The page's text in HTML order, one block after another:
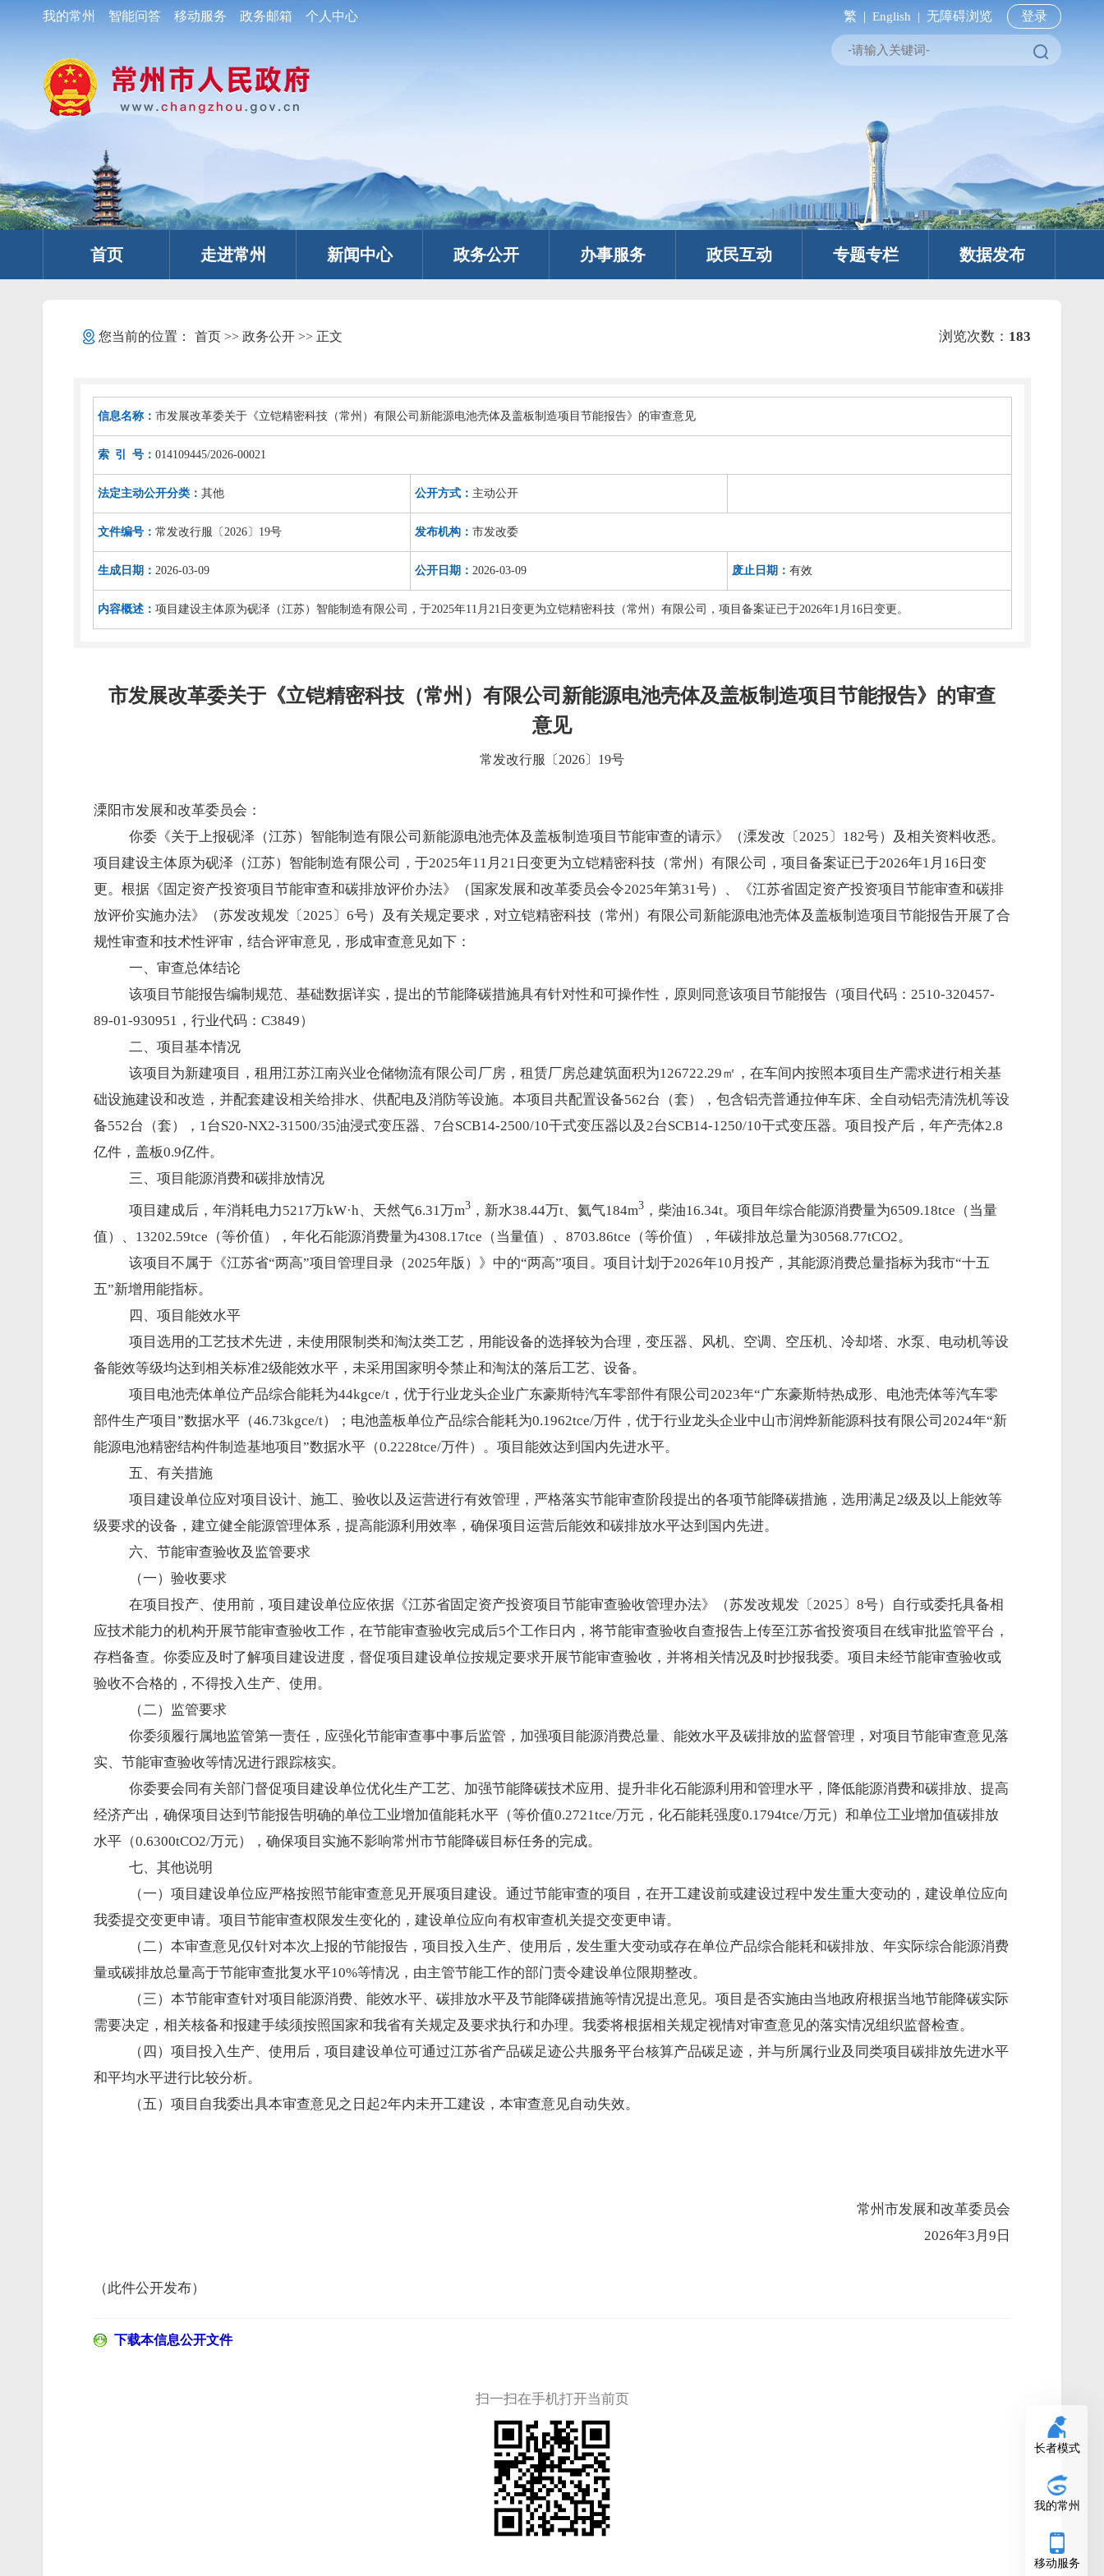
我的常州 智能问答 移动服务 政务邮箱 个人中心 繁 | English | 无障碍浏览 登录
首页 走进常州 新闻中心 政务公开 办事服务 政民互动 专题专栏 数据发布
您当前的位置： 首页>> 政务公开>> 正文 浏览次数： 183
信息名称： 市发展改革委关于《立铠精密科技（常州）有限公司新能源电池壳体及盖板制造项目节能报告》的审查意见
索 引 号： 014109445/2026-00021
法定主动公开分类： 其他 公开方式： 主动公开
文件编号： 常发改行服〔2026〕19号 发布机构： 市发改委
生成日期： 2026-03-09 公开日期： 2026-03-09 废止日期： 有效
内容概述： 项目建设主体原为砚泽（江苏）智能制造有限公司，于2025年11月21日变更为立铠精密科技（常州）有限公司，项目备案证已于2026年1月16日变更。
市发展改革委关于《立铠精密科技（常州）有限公司新能源电池壳体及盖板制造项目节能报告》的审查
意见
常发改行服〔2026〕19号
溧阳市发展和改革委员会：
你委《关于上报砚泽（江苏）智能制造有限公司新能源电池壳体及盖板制造项目节能审查的请示》（溧发改〔2025〕182号）及相关资料收悉。
项目建设主体原为砚泽（江苏）智能制造有限公司，于2025年11月21日变更为立铠精密科技（常州）有限公司，项目备案证已于2026年1月16日变
更。根据《固定资产投资项目节能审查和碳排放评价办法》（国家发展和改革委员会令2025年第31号）、《江苏省固定资产投资项目节能审查和碳排
放评价实施办法》（苏发改规发〔2025〕6号）及有关规定要求，对立铠精密科技（常州）有限公司新能源电池壳体及盖板制造项目节能报告开展了合
规性审查和技术性评审，结合评审意见，形成审查意见如下：
一、审查总体结论
该项目节能报告编制规范、基础数据详实，提出的节能降碳措施具有针对性和可操作性，原则同意该项目节能报告（项目代码： 2510-320457-
89-01-930951，行业代码：C3849）
二、项目基本情况
该项目为新建项目，租用江苏江南兴业仓储物流有限公司厂房，租赁厂房总建筑面积为126722.29㎡，在车间内按照本项目生产需求进行相关基
础设施建设和改造，并配套建设相关给排水、供配电及消防等设施。本项目共配置设备562台（套），包含铝壳普通拉伸车床、全自动铝壳清洗机等设
备552台（套），1台S20-NX2-31500/35油浸式变压器、7台SCB14-2500/10干式变压器以及2台SCB14-1250/10干式变压器。项目投产后，年产壳体2.8
亿件，盖板0.9亿件。
三、项目能源消费和碳排放情况
项目建成后，年消耗电力5217万kW·h、天然气6.31万m3，新水38.44万t、氦气184m3，柴油16.34t。项目年综合能源消费量为6509.18tce（当量
值）、13202.59tce（等价值），年化石能源消费量为4308.17tce（当量值）、8703.86tce（等价值），年碳排放总量为30568.77tCO2。
该项目不属于《江苏省“两高”项目管理目录（2025年版）》中的“两高”项目。项目计划于2026年10月投产，其能源消费总量指标为我市“十五
五”新增用能指标。
四、项目能效水平
项目选用的工艺技术先进，未使用限制类和淘汰类工艺，用能设备的选择较为合理，变压器、风机、空调、空压机、冷却塔、水泵、电动机等设
备能效等级均达到相关标准2级能效水平，未采用国家明令禁止和淘汰的落后工艺、设备。
项目电池壳体单位产品综合能耗为44kgce/t，优于行业龙头企业‌广东豪斯特汽车零部件有限公司2023年“广东豪斯特热成形、电池壳体等汽车零
部件生产项目”数据水平（46.73kgce/t）；电池盖板单位产品综合能耗为0.1962tce/万件，优于行业龙头企业中山市润烨新能源科技有限公司2024年“新
能源电池精密结构件制造基地项目”数据水平（0.2228tce/万件）。项目能效达到国内先进水平。
五、有关措施
项目建设单位应对项目设计、施工、验收以及运营进行有效管理，严格落实节能审查阶段提出的各项节能降碳措施，选用满足2级及以上能效等
级要求的设备，建立健全能源管理体系，提高能源利用效率，确保项目运营后能效和碳排放水平达到国内先进。
六、节能审查验收及监管要求
（一）验收要求
在项目投产、使用前，项目建设单位应依据《江苏省固定资产投资项目节能审查验收管理办法》（苏发改规发〔2025〕8号）自行或委托具备相
应技术能力的机构开展节能审查验收工作，在节能审查验收完成后5个工作日内，将节能审查验收自查报告上传至江苏省投资项目在线审批监管平台，
存档备查。你委应及时了解项目建设进度，督促项目建设单位按规定要求开展节能审查验收，并将相关情况及时抄报我委。项目未经节能审查验收或
验收不合格的，不得投入生产、使用。
（二）监管要求
你委须履行属地监管第一责任，应强化节能审查事中事后监管，加强项目能源消费总量、能效水平及碳排放的监督管理，对项目节能审查意见落
实、节能审查验收等情况进行跟踪核实。
你委要会同有关部门督促项目建设单位优化生产工艺、加强节能降碳技术应用、提升非化石能源利用和管理水平，降低能源消费和碳排放、提高
经济产出，确保项目达到节能报告明确的单位工业增加值能耗水平（等价值0.2721tce/万元，化石能耗强度0.1794tce/万元）和单位工业增加值碳排放
水平（0.6300tCO2/万元），确保项目实施不影响常州市节能降碳目标任务的完成。
七、其他说明
（一）项目建设单位应严格按照节能审查意见开展项目建设。通过节能审查的项目，在开工建设前或建设过程中发生重大变动的，建设单位应向
我委提交变更申请。项目节能审查权限发生变化的，建设单位应向有权审查机关提交变更申请。
（二）本审查意见仅针对本次上报的节能报告，项目投入生产、使用后，发生重大变动或存在单位产品综合能耗和碳排放、年实际综合能源消费
量或碳排放总量高于节能审查批复水平10%等情况，由主管节能工作的部门责令建设单位限期整改。
（三）本节能审查针对项目能源消费、能效水平、碳排放水平及节能降碳措施等情况提出意见。项目是否实施由当地政府根据当地节能降碳实际
需要决定，相关核备和报建手续须按照国家和我省有关规定及要求执行和办理。我委将根据相关规定视情对审查意见的落实情况组织监督检查。
（四）项目投入生产、使用后，项目建设单位可通过江苏省产品碳足迹公共服务平台核算产品碳足迹，并与所属行业及同类项目碳排放先进水平
和平均水平进行比较分析。
（五）项目自我委出具本审查意见之日起2年内未开工建设，本审查意见自动失效。
常州市发展和改革委员会
2026年3月9日
（此件公开发布）
下载本信息公开文件
扫一扫在手机打开当前页
长者模式
我的常州
移动服务